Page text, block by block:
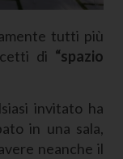
tutti più
di “spazio
invitato ha
in una sala,
neanche il